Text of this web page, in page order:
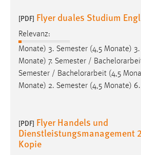
[PDF] Flyer duales Studium
Relevanz:
Monate) 3. Semester (4,5 Monate)
Monate) 7. Semester /
Semester / Bachelorarbeit (4,5
Monate) 2. Semester (4,5 Monate) 6.
[PDF] Flyer Handels und
Dienstleistungsmanagement
Kopie